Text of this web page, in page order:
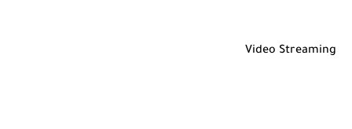
Video Streaming